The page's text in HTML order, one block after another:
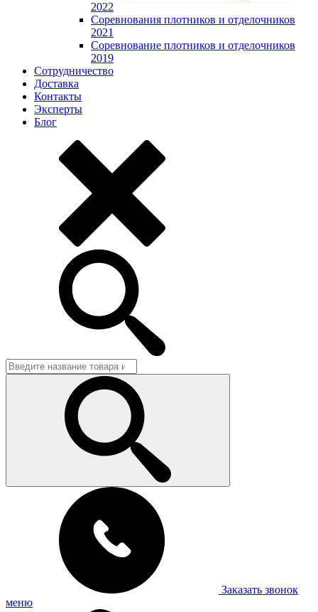
2022
Соревнования плотников и отделочников
2021
Соревнование плотников и отделочников
2019
Сотрудничество
Доставка
Контакты
Эксперты
Блог
Заказать звонок
меню